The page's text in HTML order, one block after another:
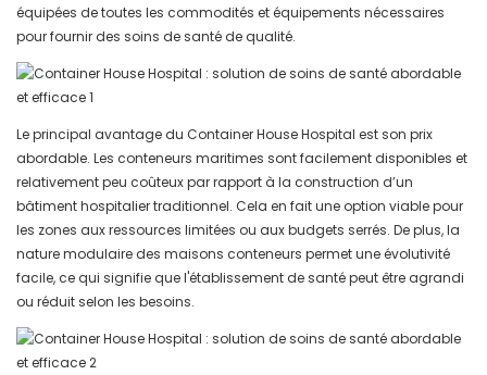
équipées de toutes les commodités et équipements nécessaires
pour fournir des soins de santé de qualité.
Le principal avantage du Container House Hospital est son prix
abordable. Les conteneurs maritimes sont facilement disponibles et
relativement peu coûteux par rapport à la construction d’un
bâtiment hospitalier traditionnel. Cela en fait une option viable pour
les zones aux ressources limitées ou aux budgets serrés. De plus, la
nature modulaire des maisons conteneurs permet une évolutivité
facile, ce qui signifie que l'établissement de santé peut être agrandi
ou réduit selon les besoins.